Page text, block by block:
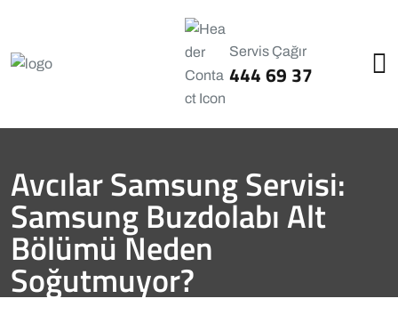
Servis Çağır
444 69 37
Avcılar Samsung Servisi:
Samsung Buzdolabı Alt
Bölümü Neden
Soğutmuyor?